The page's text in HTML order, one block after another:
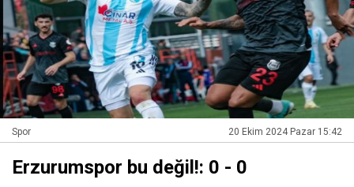
Spor 20 Ekim 2024 Pazar 15:42
Erzurumspor bu değil!: 0 - 0